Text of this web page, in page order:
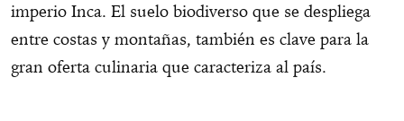
imperio Inca. El suelo biodiverso que se despliega
entre costas y montañas, también es clave para la
gran oferta culinaria que caracteriza al país.